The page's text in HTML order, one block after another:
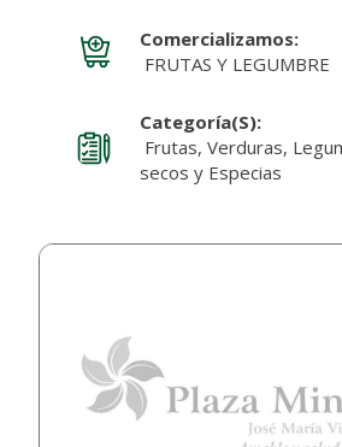
Comercializamos:
FRUTAS Y LEGUMBRE
Categoría(s):
Frutas, Verduras,
secos y Especias